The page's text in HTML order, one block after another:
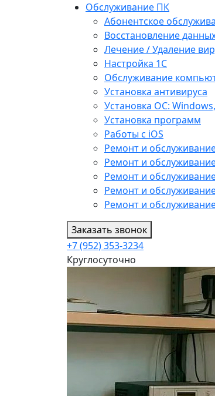
Обслуживание ПК
Абонентское
Восстановление
Лечение / Удаление
Настройка 1С
Обслуживание
Установка антивируса
Установка ОС:
Установка программ
Работы с iOS
Ремонт и
Ремонт и
Ремонт и
Ремонт и
Ремонт и
Заказать звонок
+7 (952) 353-3234
Круглосуточно